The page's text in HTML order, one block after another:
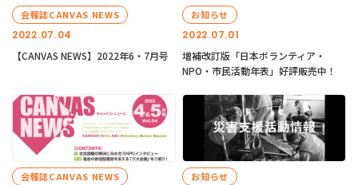
2022.07.04
会報誌CANVAS NEWS
【CANVAS NEWS】2022年6・7月号
2022.07.01
お知らせ
増補改訂版「日本ボランティア・
NPO・市民活動年表」好評販売中！
会報誌CANVAS NEWS お知らせ